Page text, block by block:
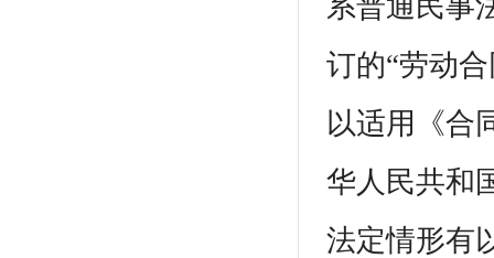
系普通民事
订的“劳动
以适用《合
华人民共和
法定情形有